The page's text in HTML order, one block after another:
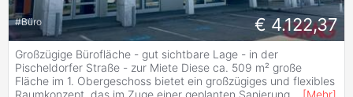
#Büro € 4.122,37
Großzügige Bürofläche - gut sichtbare Lage - in der
Pischeldorfer Straße - zur Miete Diese ca. 509 m² große
Fläche im 1. Obergeschoss bietet ein großzügiges und flexibles
Raumkonzept, das im Zuge einer geplanten Sanierung... [Mehr]